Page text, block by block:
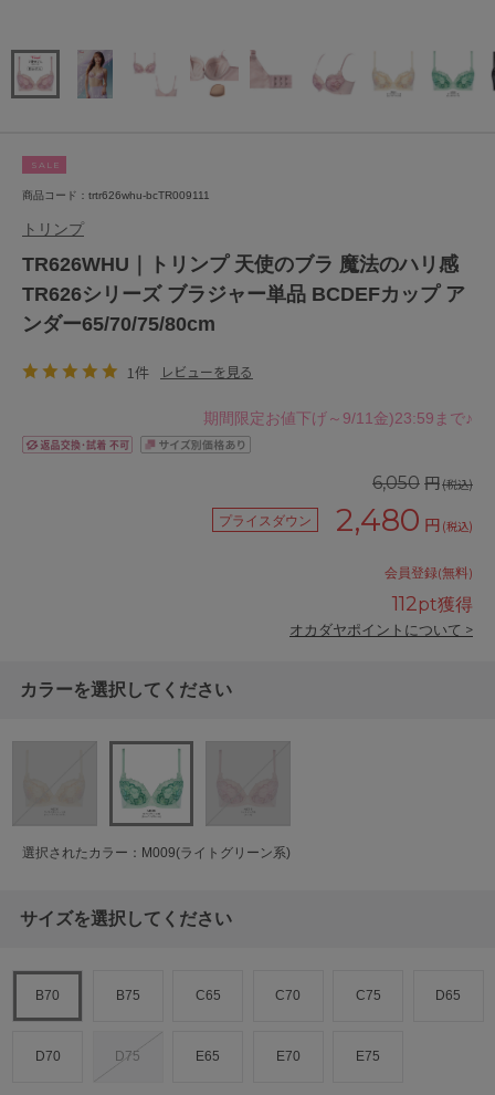
SALE
商品コード：trtr626whu-bcTR009111
トリンプ
TR626WHU｜トリンプ 天使のブラ 魔法のハリ感
TR626シリーズ ブラジャー単品 BCDEFカップ ア
ンダー65/70/75/80cm
1件 レビューを見る
期間限定お値下げ～9/11金)23:59まで♪
6,050 円(税込)
プライスダウン 2,480 円 (税込)
会員登録(無料)
112pt獲得
オカダヤポイントについて >
カラーを選択してください
選択されたカラー：M009(ライトグリーン系)
サイズを選択してください
B70 B75 C65 C70 C75 D65
D70 D75 E65 E70 E75